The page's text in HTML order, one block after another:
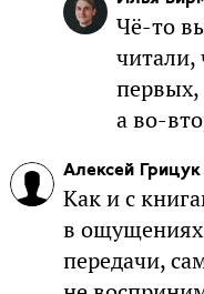
Чё-то
читали,
первых,
а во-
Алексей Грицук
Как и с
в
передачи,